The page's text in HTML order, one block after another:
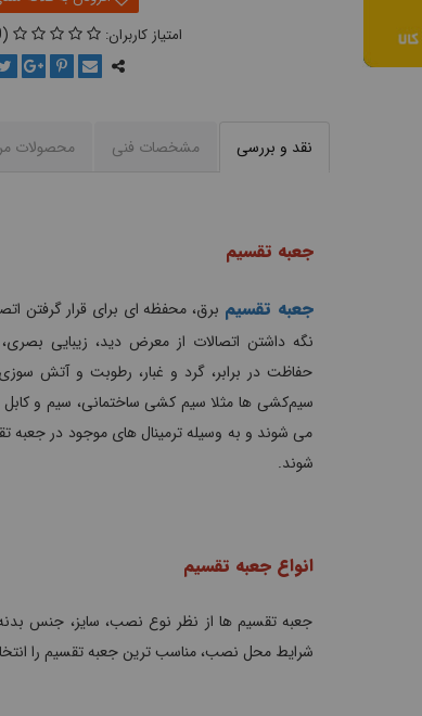
نقد و بررسی مشخصات فنی محصولات
جعبه تقسیم
جعبه تقسیم برق، محفظه ای برای قرار گرفتن
نگه داشتن اتصالات از معرض دید، زیبایی
حفاظت در برابر، گرد و غبار، رطوبت و آتش
سیم‌کشی ها مثلا سیم کشی ساختمانی، سیم و کابل
می شوند و به وسیله ترمینال های موجود در جعبه
شوند.
انواع جعبه تقسیم
جعبه تقسیم ها از نظر نوع نصب، سایز، جنس
شرایط محل نصب، مناسب ترین جعبه تقسیم را